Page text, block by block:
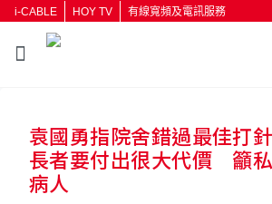
i-CABLE HOY TV 有線寬頻及電訊服務
按輸入鍵開始搜尋
袁國勇指院舍錯過最佳打
長者要付出很大代價 籲
病人